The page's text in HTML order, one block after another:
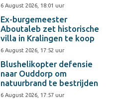
6 August 2026, 18:01 uur
Ex-burgemeester
Aboutaleb zet historische
villa in Kralingen te koop
6 August 2026, 17:52 uur
Blushelikopter defensie
naar Ouddorp om
natuurbrand te bestrijden
6 August 2026, 17:57 uur